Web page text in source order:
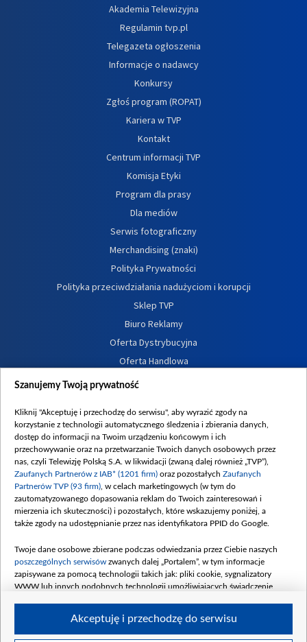
Akademia Telewizyjna
Regulamin tvp.pl
Telegazeta ogłoszenia
Informacje o nadawcy
Konkursy
Zgłoś program (ROPAT)
Kariera w TVP
Kontakt
Centrum informacji TVP
Komisja Etyki
Program dla prasy
Dla mediów
Serwis fotograficzny
Merchandising (znaki)
Polityka Prywatności
Polityka przeciwdziałania nadużyciom i korupcji
Sklep TVP
Biuro Reklamy
Oferta Dystrybucyjna
Oferta Handlowa
Dostępność
Procedura zgłoszeń wewnętrznych
Szanujemy Twoją prywatność
Kliknij "Akceptuję i przechodzę do serwisu", aby wyrazić zgody na
korzystanie z technologii automatycznego śledzenia i zbierania danych,
dostęp do informacji na Twoim urządzeniu końcowym i ich
przechowywanie oraz na przetwarzanie Twoich danych osobowych przez
nas, czyli Telewizję Polską S.A. w likwidacji (zwaną dalej również „TVP”),
Zaufanych Partnerów z IAB* (1201 firm) oraz pozostałych Zaufanych
Partnerów TVP (93 firm) , w celach marketingowych (w tym do
zautomatyzowanego dopasowania reklam do Twoich zainteresowań i
mierzenia ich skuteczności) i pozostałych, które wskazujemy poniżej, a
także zgody na udostępnianie przez nas identyfikatora PPID do Google.
Twoje dane osobowe zbierane podczas odwiedzania przez Ciebie naszych
poszczególnych serwisów zwanych dalej „Portalem”, w tym informacje
zapisywane za pomocą technologii takich jak: pliki cookie, sygnalizatory
WWW lub innych podobnych technologii umożliwiających świadczenie
Akceptuję i przechodzę do serwisu